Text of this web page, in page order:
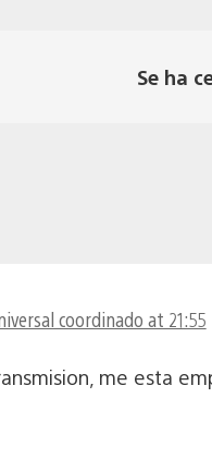
Se ha
coordinado at 21:55
me esta